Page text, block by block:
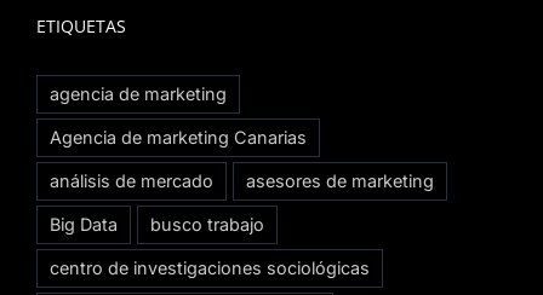
ETIQUETAS
agencia de marketing
Agencia de marketing Canarias
análisis de mercado asesores de marketing
Big Data busco trabajo
centro de investigaciones sociológicas